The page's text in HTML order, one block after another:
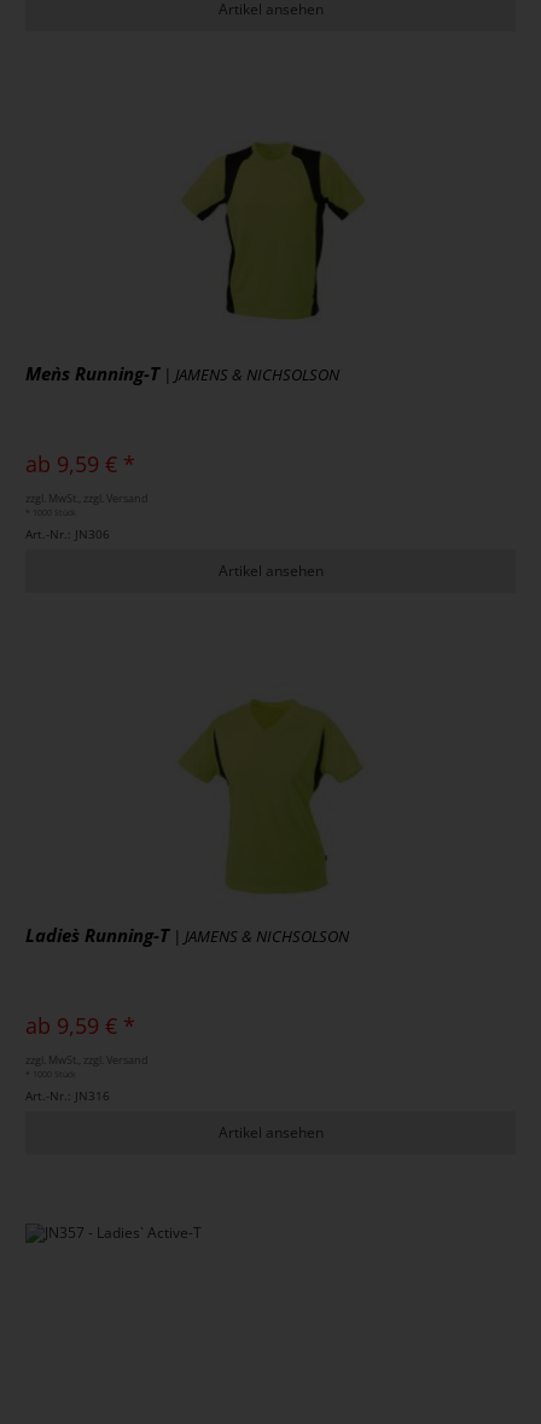
Artikel ansehen
Men`s Running-T| JAMENS & NICHSOLSON
ab 9,59 € *
zzgl. MwSt., zzgl. Versand
Art.-Nr.: JN306
Artikel ansehen
Ladies` Running-T| JAMENS & NICHSOLSON
ab 9,59 € *
zzgl. MwSt., zzgl. Versand
Art.-Nr.: JN316
Artikel ansehen